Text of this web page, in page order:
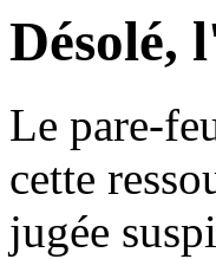
Désolé,
Le pare-
cette
jugée